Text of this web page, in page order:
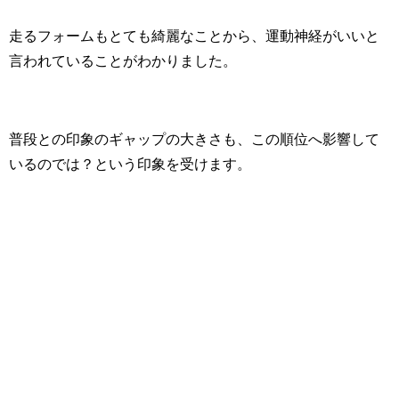
走るフォームもとても綺麗なことから、運動神経がいいと
言われていることがわかりました。
普段との印象のギャップの大きさも、この順位へ影響して
いるのでは？という印象を受けます。